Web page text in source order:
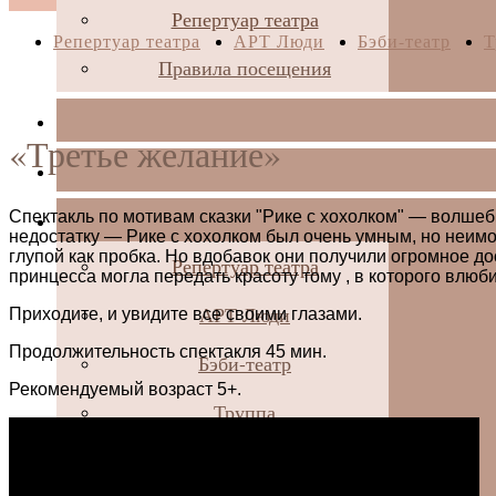
Репертуар театра
Правила посещения
Репертуар театра
АРТ Люди
Бэби-театр
Труппа
Репертуар театра АРТ Люди Бэби-театр
«Третье желание»
Спектакль по мотивам сказки "Рике с хохолком" —
недостатку — Рике с хохолком был очень умным, но
глупой как пробка. Но вдобавок они получили огромное
принцесса могла передать красоту тому , в которого
Приходите, и увидите все своими глазами.
Продолжительность спектакля 45 мин.
Рекомендуемый возраст 5+.